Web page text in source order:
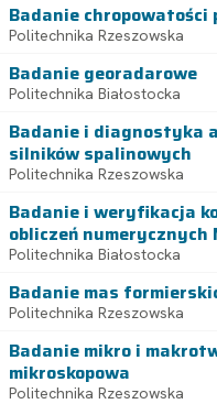
Badanie chropowatości
Politechnika Rzeszowska
Badanie georadarowe
Politechnika Białostocka
Badanie i diagnostyka
silników spalinowych
Politechnika Rzeszowska
Badanie i weryfikacja
obliczeń numerycznych
Politechnika Białostocka
Badanie mas
Politechnika Rzeszowska
Badanie mikro i
mikroskopowa
Politechnika Rzeszowska